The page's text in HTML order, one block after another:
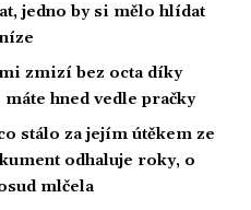
jedno by si mělo hlídat
zmizí bez octa díky
hned vedle pračky
stálo za jejím útěkem ze
odhaluje roky, o
mlčela